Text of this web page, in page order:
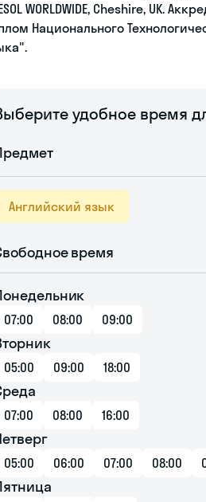
WORLDWIDE, Cheshire, UK.
Национального
удобное время
Английский язык
время
07:00 08:00 09:00
05:00 09:00 18:00
07:00 08:00 16:00
05:00 06:00 07:00 08:00